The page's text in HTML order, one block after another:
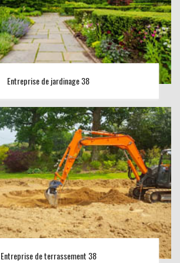
Entreprise de jardinage 38
Entreprise de terrassement 38